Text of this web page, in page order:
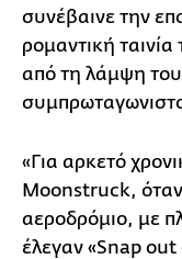
συνέβαινε την
ρομαντική
από τη λάμψη
«Για αρκετό
Moonstruck, όταν
αεροδρόμιο, με
έλεγαν «Snap